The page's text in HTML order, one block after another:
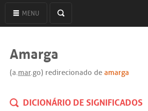
MENU
Amarga
(a.mar.go) redirecionado de amarga
DICIONÁRIO DE SIGNIFICADOS